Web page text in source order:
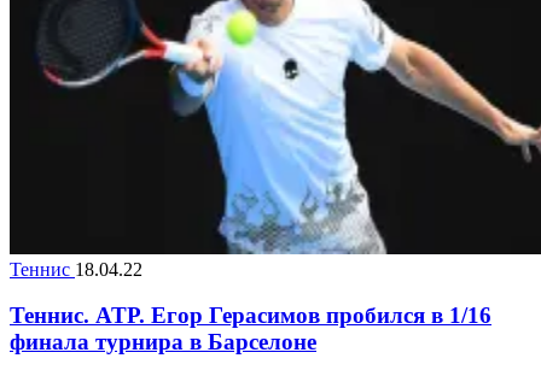
Теннис 18.04.22
Теннис. ATP. Егор Герасимов пробился в 1/16
финала турнира в Барселоне